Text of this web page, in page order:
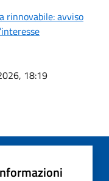
rinnovabile: avviso
18:19